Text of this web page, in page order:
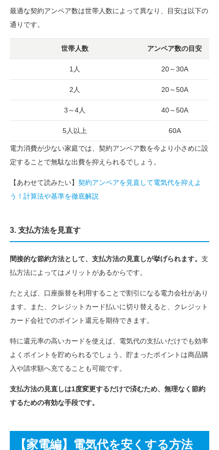
最適な契約アンペア数は世帯人数によって異なり、目安は以下の
通りです。
世帯人数 アンペア数の目安
1人 20～30A
2人 20～50A
3～4人 40～50A
5人以上 60A
電力消費が少ない家庭では、契約アンペア数を今より小さめに設
定することで無駄な出費を抑えられるでしょう。
【あわせて読みたい】 契約アンペアを見直して電気代を抑えよ
う！計算法や基準を徹底解説
3. 支払方法を見直す
間接的な節約方法として、支払方法の見直しが挙げられます。 支
払方法によってはメリットがあるからです。
たとえば、口座振替を利用することで割引になる電力会社があり
ます。また、クレジットカード払いに切り替えると、クレジット
カード会社でのポイント還元を期待できます。
特に還元率の高いカードを使えば、電気代の支払いだけでも効率
よくポイントを貯められるでしょう。貯まったポイントは商品購
入や請求額へ充てることも可能です。
支払方法の見直しは1度変更するだけで済むため、無理なく節約
するための有効な手段です。
【家電編】電気代を安くする方法